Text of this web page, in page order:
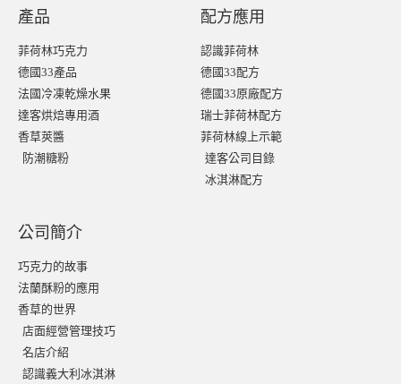
產品
菲荷林巧克力
德國33產品
法國冷凍乾燥水果
達客烘焙專用酒
香草莢醬
防潮糖粉
配方應用
認識菲荷林
德國33配方
德國33原廠配方
瑞士菲荷林配方
菲荷林線上示範
達客公司目錄
冰淇淋配方
公司簡介
巧克力的故事
法蘭酥粉的應用
香草的世界
店面經營管理技巧
名店介紹
認識義大利冰淇淋